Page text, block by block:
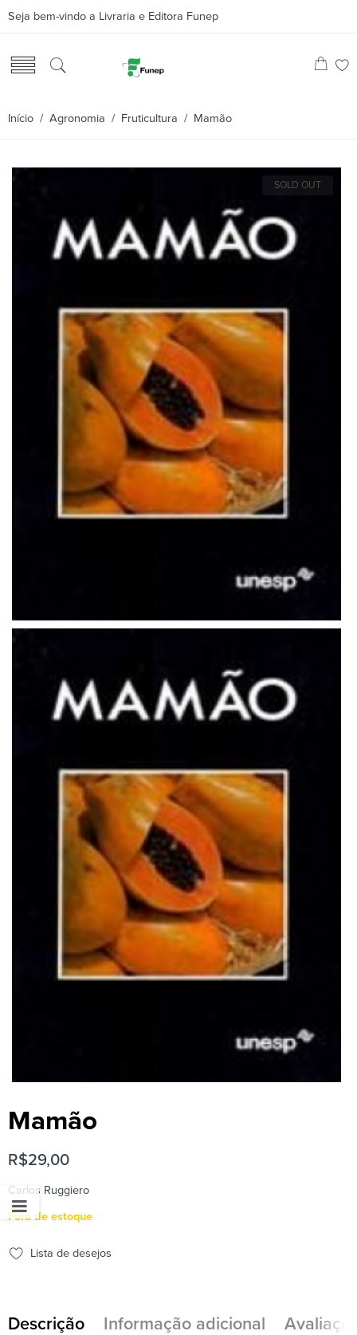
Seja bem-vindo a Livraria e Editora Funep
Início / Agronomia / Fruticultura / Mamão
SOLD OUT
Mamão
R$29,00
Carlos Ruggiero
Fora de estoque
Lista de desejos
Descrição Informação adicional